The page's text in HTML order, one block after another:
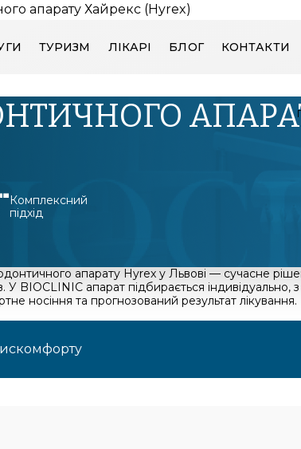
ТУРИЗМ ЛІКАРІ БЛОГ КОНТАКТИ
апарату Хайрекс (Hyrex)
Комплексний
підхід
апарату Hyrex у Львові — сучасне
У BIOCLINIC апарат підбирається
носіння та прогнозований результат лікування.